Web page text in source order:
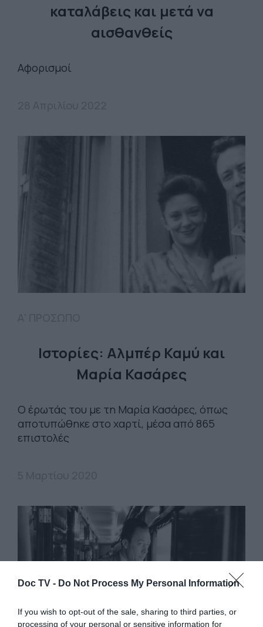
Doc TV - Do Not Process My Personal Information
If you wish to opt-out of the sale, sharing to third parties, or
processing of your personal or sensitive information for
καταλάβεις και μετά να
αισθανθείς
Αφορισμοί
Ιστορίες: Αλμπέρ Καμύ και
Μαρία Κασάρες
Ο έρωτάς του με τη Μαρία Κασάρες, όπως
αποτυπώθηκε στο χαρτί, μέσα από 865
επιστολές